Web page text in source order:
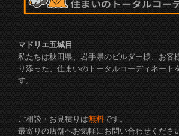
マドリエ五城目
私たちは秋田県、岩手県のビルダー様、お客
り添った、住まいのトータルコーディネート
す。
ご相談・お見積りは無料です。
最寄りの店舗へお気軽にお問い合わせくださ